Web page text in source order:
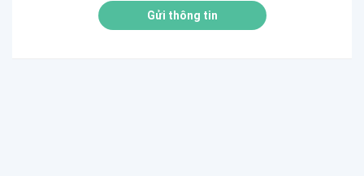
Gửi thông tin